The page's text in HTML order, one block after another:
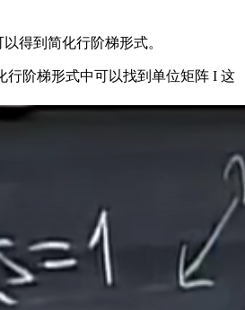
得到简化行阶梯形式。
行阶梯形式中可以找到单位矩阵 I 这